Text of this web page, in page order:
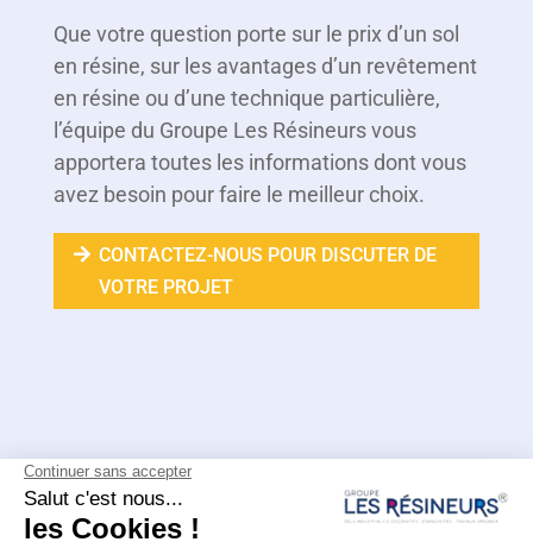
Que votre question porte sur le prix d’un sol
en résine, sur les avantages d’un revêtement
en résine ou d’une technique particulière,
l’équipe du Groupe Les Résineurs vous
apportera toutes les informations dont vous
avez besoin pour faire le meilleur choix.
CONTACTEZ-NOUS POUR DISCUTER DE
VOTRE PROJET
Résines de sol
Étanchéité
Nos réalisations
Contact